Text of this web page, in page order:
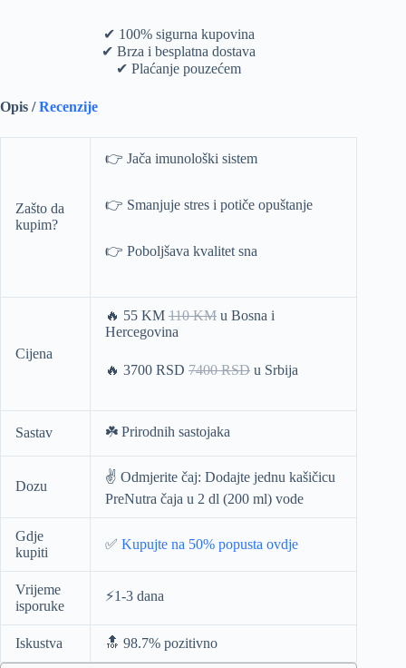
✔ 100% sigurna kupovina
✔ Brza i besplatna dostava
✔ Plaćanje pouzećem
Opis /Recenzije
Zašto da
kupim?
👉 Jača imunološki sistem
👉 Smanjuje stres i potiče opuštanje
👉 Poboljšava kvalitet sna
Cijena
🔥 55 KM 110 KM u Bosna i
Hercegovina
🔥 3700 RSD 7400 RSD u Srbija
Sastav ☘️ Prirodnih sastojaka
Dozu
✌️ Odmjerite čaj: Dodajte jednu kašičicu
PreNutra čaja u 2 dl (200 ml) vode
Gdje
kupiti
✅ Kupujte na 50% popusta ovdje
Vrijeme
isporuke
⚡️1-3 dana
Iskustva 🔝 98.7% pozitivno